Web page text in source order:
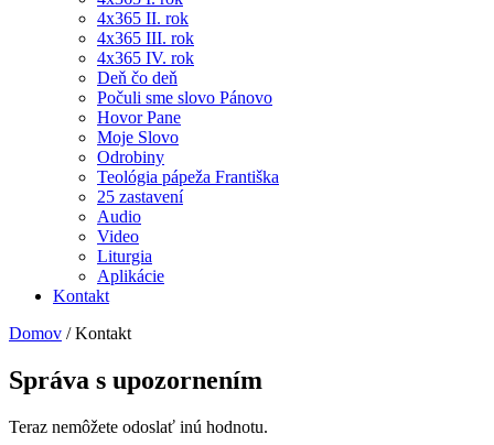
4x365 II. rok
4x365 III. rok
4x365 IV. rok
Deň čo deň
Počuli sme slovo Pánovo
Hovor Pane
Moje Slovo
Odrobiny
Teológia pápeža Františka
25 zastavení
Audio
Video
Liturgia
Aplikácie
Kontakt
Domov /Kontakt
Správa s upozornením
Teraz nemôžete odoslať inú hodnotu.